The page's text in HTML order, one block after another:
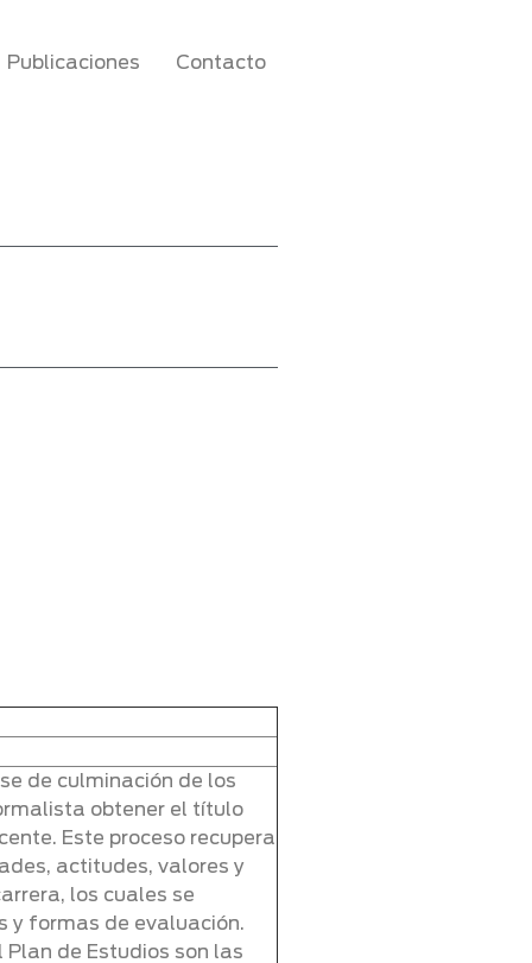
Publicaciones Contacto
de culminación de los
obtener el título
Este proceso recupera
actitudes, valores y
los cuales se
y formas de evaluación.
de Estudios son las